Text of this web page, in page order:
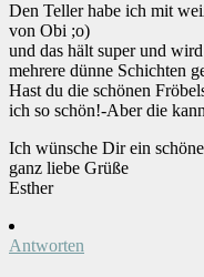
Den Teller habe ich mit
von Obi ;o)
und das hält super und
mehrere dünne Schichten
Hast du die schönen
ich so schön!-Aber die
Ich wünsche Dir ein
ganz liebe Grüße
Esther
Antworten